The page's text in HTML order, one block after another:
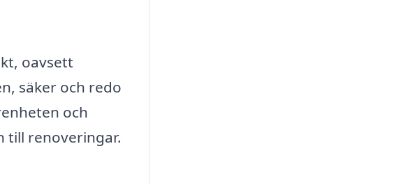
oavsett
säker och redo
och
till renoveringar.